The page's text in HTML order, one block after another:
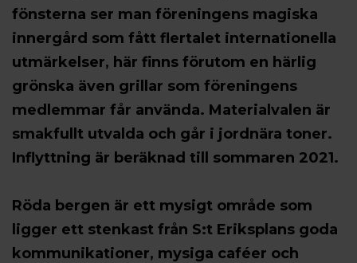
fönsterna ser man föreningens magiska
innergård som fått flertalet internationella
utmärkelser, här finns förutom en härlig
grönska även grillar som föreningens
medlemmar får använda. Materialvalen är
smakfullt utvalda och går i jordnära toner.
Inflyttning är beräknad till sommaren 2021.
Röda bergen är ett mysigt område som
ligger ett stenkast från S:t Eriksplans goda
kommunikationer, mysiga caféer och